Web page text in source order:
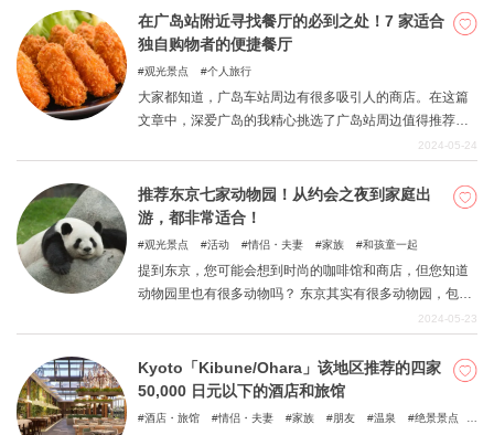
景点。 何不一边回忆那段时光，一边来一次悠闲的成人学
校之旅？
在广岛站附近寻找餐厅的必到之处！7 家适合
独自购物者的便捷餐厅
观光景点 个人旅行
大家都知道，广岛车站周边有很多吸引人的商店。在这篇
文章中，深爱广岛的我精心挑选了广岛站周边值得推荐的
商店，这些商店即使您一个人也能轻松前往，请您一定要
2024-05-24
推荐东京七家动物园！从约会之夜到家庭出
游，都非常适合！
观光景点 活动 情侣・夫妻 家族 和孩童一起
提到东京，您可能会想到时尚的咖啡馆和商店，但您知道
动物园里也有很多动物吗？ 东京其实有很多动物园，包括
满足您的需求。 如果您想远离城市的空气，花点时间放松
一下，不妨去看看充满大自然气息的动物园。
2024-05-23
Kyoto「Kibune/Ohara」该地区推荐的四家
50,000 日元以下的酒店和旅馆
酒店・旅馆 情侣・夫妻 家族 朋友 温泉
绝景景点